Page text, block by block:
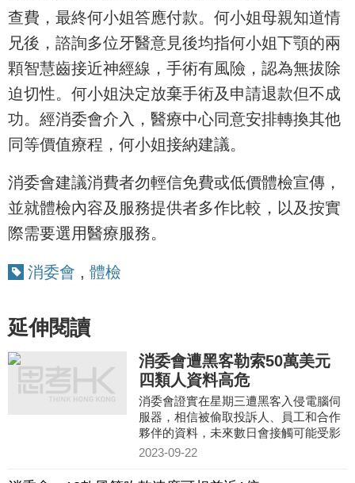
查費，最終何小姐答應付款。何小姐母親知道情
兄後，諮詢多位牙醫意見後均指何小姐下顎的兩
顆智慧齒接近神經線，手術有風險，認為無拔除
迫切性。何小姐決定放棄手術及申請退款但不成
功。經消委會介入，醫療中心同意安排轉換其他
同等價值療程，何小姐接納建議。
消委會建議消費者勿輕信免費或低價體檢宣傳，
並就體檢內容及服務提供者多作比較，以及按實
際需要選用醫療服務。
消委會 , 體檢
延伸閱讀
消委會遭黑客勒索50萬美元
四類人資料高危
消委會證實在星期三遭黑客入侵電腦伺
服器，相信被偷取投訴人、員工和合作
夥伴的資料，未來數日會接觸可能受影
響人士。
2023-09-22